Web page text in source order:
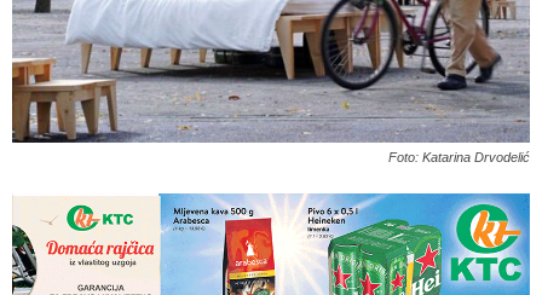
Foto: Katarina Drvodelić